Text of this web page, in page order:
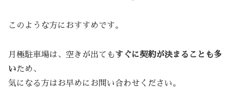
このような方におすすめです。
月極駐車場は、空きが出てもすぐに契約が決まることも多
いため、
気になる方はお早めにお問い合わせください。